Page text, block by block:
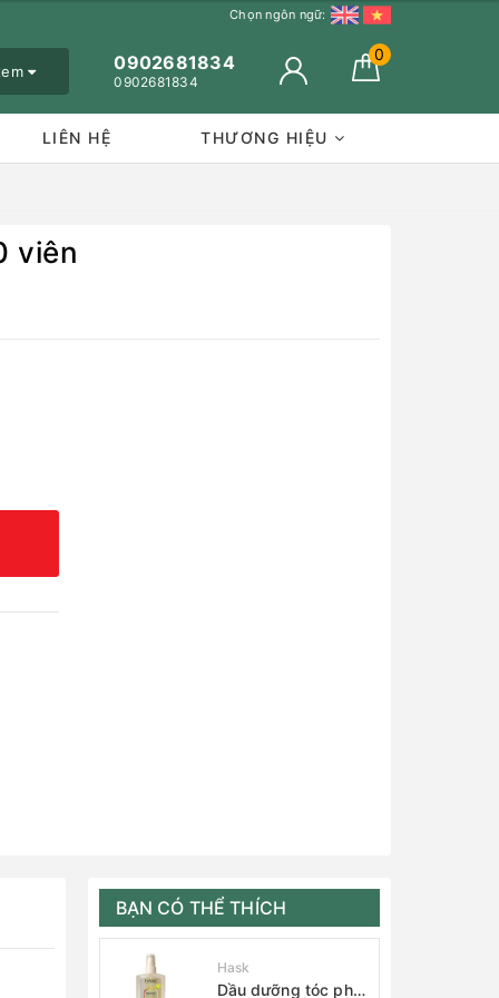
Chọn ngôn ngữ:
0902681834
0902681834
0
LIÊN HỆ THƯƠNG HIỆU
viên
BẠN CÓ THỂ THÍCH
Hask
Dầu dưỡng tóc phục